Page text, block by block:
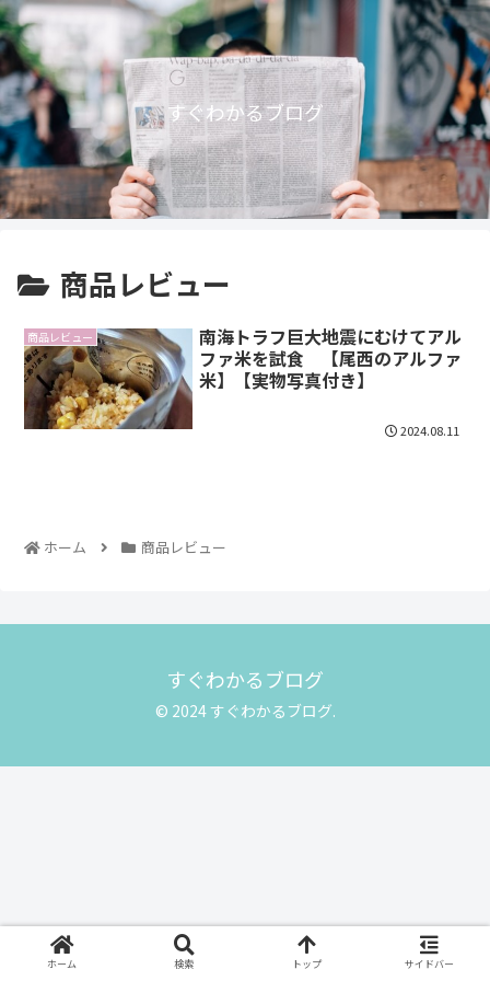
すぐわかるブログ
商品レビュー
商品レビュー
南海トラフ巨大地震にむけてアル
ファ米を試食 【尾西のアルファ
米】【実物写真付き】
2024.08.11
ホーム 商品レビュー
すぐわかるブログ
© 2024 すぐわかるブログ.
ホーム 検索 トップ サイドバー